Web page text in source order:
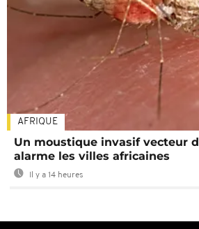
AFRIQUE
Un moustique invasif vecteur
alarme les villes africaines
Il y a 14 heures